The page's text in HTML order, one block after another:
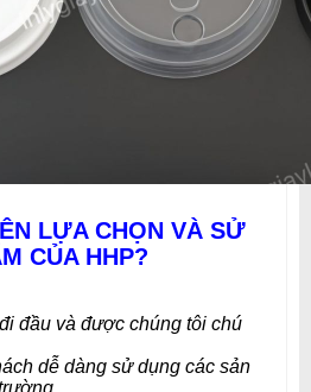
LỰA CHỌN VÀ SỬ
CỦA HHP?
đầu và được chúng tôi chú
dễ dàng sử dụng các sản